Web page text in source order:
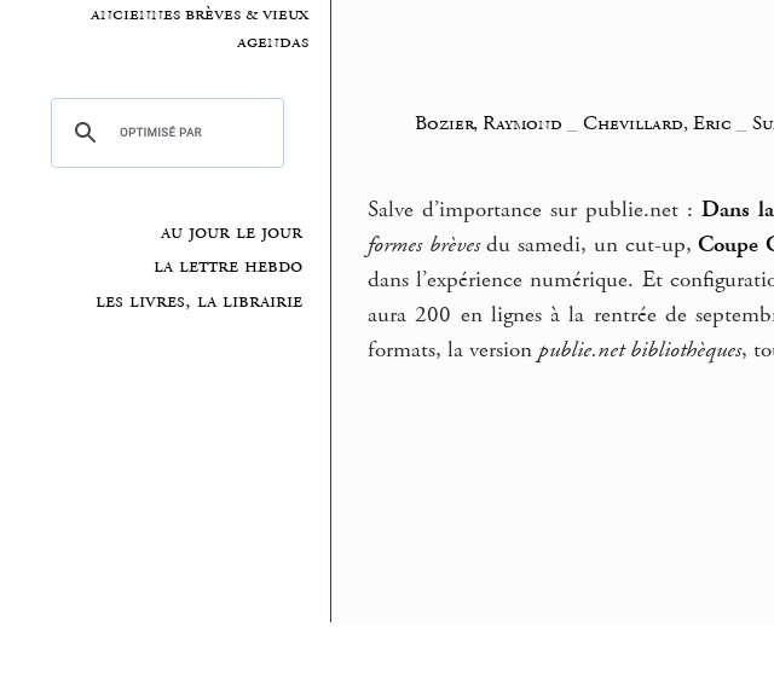
anciennes brèves & vieux
agendas
au jour le jour
la lettre hebdo
les livres, la librairie
Bozier, Raymond _Chevillard, Eric _
Salve d’importance sur publie.net :Dans
formes brèvesdu samedi, un cut-up,Coupe
dans l’expérience numérique. Et
aura 200 en lignes à la rentrée de
formats, la version publie.net bibliothèques,